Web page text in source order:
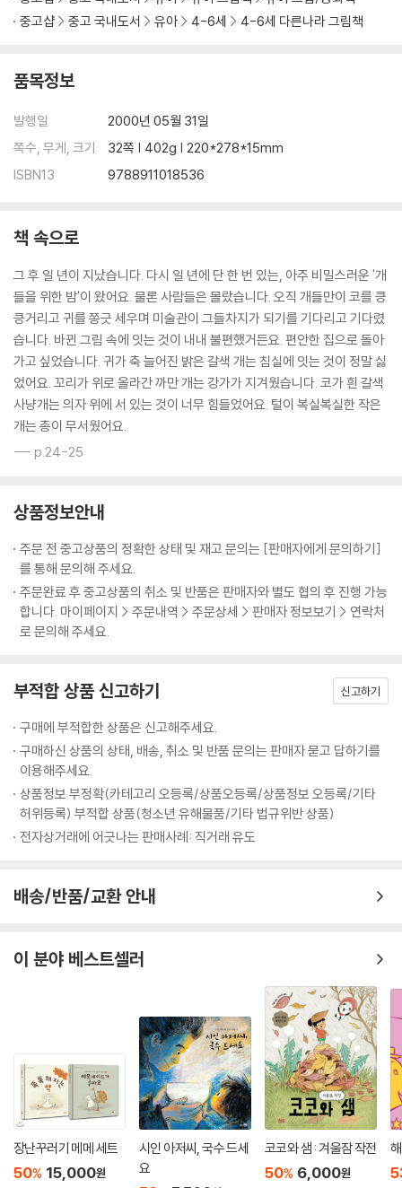
중고샵
중고 국내도서 유아 4-6세 4-6세 다른나라 그림책
품목정보
발행일
2000년 05월 31일
쪽수, 무게, 크기
32쪽 | 402g | 220*278*15mm
ISBN13
9788911018536
책 속으로
그 후 일 년이 지났습니다. 다시 일 년에 단 한 번 있는, 아주 비밀스러운 '개
들을 위한 밤'이 왔어요. 물론 사람들은 몰랐습니다. 오직 개들만이 코를 킁
킁거리고 귀를 쫑긋 세우며 미술관이 그들차지가 되기를 기다리고 기다렸
습니다. 바뀐 그림 속에 잇는 것이 내내 불편했거든요. 편안한 집으로 돌아
가고 싶었습니다. 귀가 축 늘어진 밝은 갈색 개는 침실에 잇는 것이 정말 싫
었어요. 꼬리가 위로 올라간 까만 개는 강가가 지겨웠습니다. 코가 흰 갈색
사냥개는 의자 위에 서 있는 것이 너무 힘들었어요. 털이 복실복실한 작은
개는 총이 무서웠어요.
--- p.24-25
상품정보안내
주문 전 중고상품의 정확한 상태 및 재고 문의는 [판매자에게 문의하기]
를 통해 문의해 주세요.
주문완료 후 중고상품의 취소 및 반품은 판매자와 별도 협의 후 진행 가능
합니다. 마이페이지 > 주문내역 > 주문상세 > 판매자 정보보기 > 연락처
로 문의해 주세요.
부적합 상품 신고하기 신고하기
구매에 부적합한 상품은 신고해주세요.
구매하신 상품의 상태, 배송, 취소 및 반품 문의는 판매자 묻고 답하기를
이용해주세요.
상품정보 부정확(카테고리 오등록/상품오등록/상품정보 오등록/기타
허위등록) 부적합 상품(청소년 유해물품/기타 법규위반 상품)
전자상거래에 어긋나는 판매사례: 직거래 유도
배송/반품/교환 안내
이 분야 베스트셀러
장난꾸러기 메메 세트
50% 15,000원
시인 아저씨, 국수 드세
요
코코와 샘 : 겨울잠 작전
50% 6,000원